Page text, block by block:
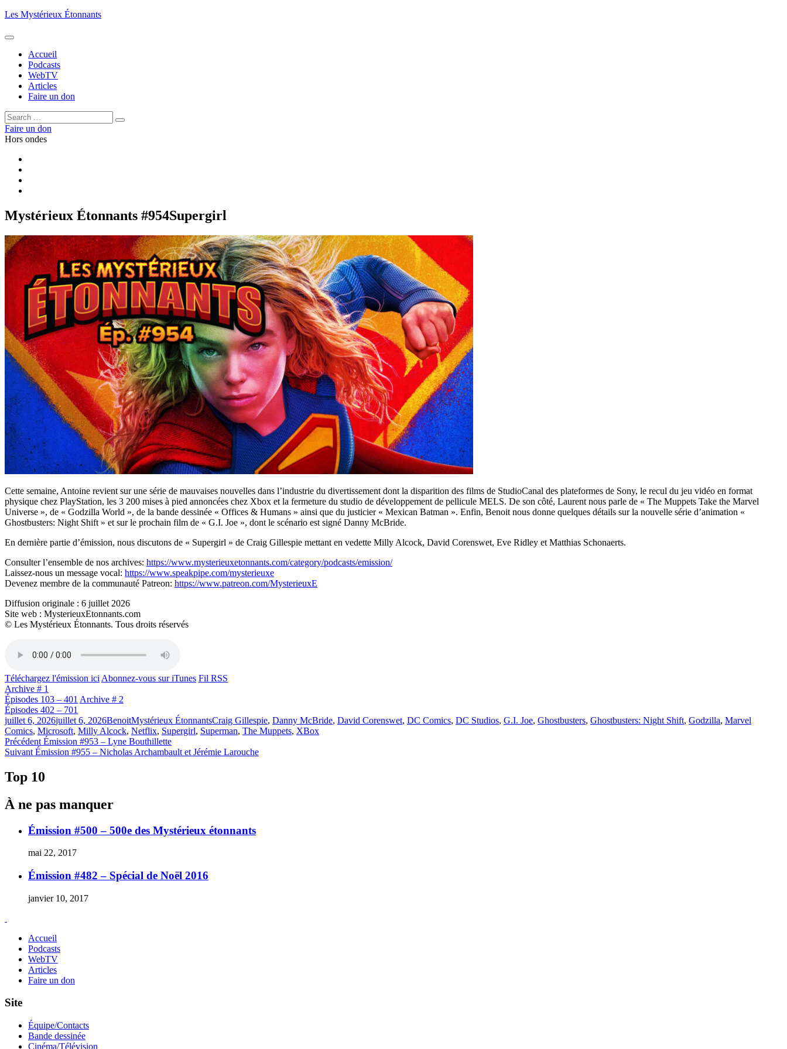
Aller
contenu
Les Mystérieux Étonnants
Accueil
Podcasts
WebTV
Articles
Faire un don
Rechercher :
Rechercher
Faire un don
Hors ondes
Mystérieux Étonnants #954Supergirl
Cette semaine, Antoine revient sur une série de mauvaises nouvelles dans l’industrie du divertissement dont la disparition des films de StudioCanal des plateformes de Sony, le recul du jeu vidéo en format
physique chez PlayStation, les 3 200 mises à pied annoncées chez Xbox et la fermeture du studio de développement de pellicule MELS. De son côté, Laurent nous parle de « The Muppets Take the Marvel
Universe », de « Godzilla World », de la bande dessinée « Offices & Humans » ainsi que du justicier « Mexican Batman ». Enfin, Benoit nous donne quelques détails sur la nouvelle série d’animation «
Ghostbusters: Night Shift » et sur le prochain film de « G.I. Joe », dont le scénario est signé Danny McBride.
En dernière partie d’émission, nous discutons de « Supergirl » de Craig Gillespie mettant en vedette Milly Alcock, David Corenswet, Eve Ridley et Matthias Schonaerts.
Consulter l’ensemble de nos archives: https://www.mysterieuxetonnants.com/category/podcasts/emission/
Laissez-nous un message vocal: https://www.speakpipe.com/mysterieuxe
Devenez membre de la communauté Patreon: https://www.patreon.com/MysterieuxE
Diffusion originale : 6 juillet 2026
Site web : MysterieuxEtonnants.com
© Les Mystérieux Étonnants. Tous droits réservés
Téléchargez l'émission ici Abonnez-vous sur iTunes Fil RSS
Archive # 1
Épisodes 103 – 401 Archive # 2
Épisodes 402 – 701
Publié
le
juillet 6, 2026juillet 6, 2026BenoitCatégories
Mystérieux ÉtonnantsÉtiquettes
Craig Gillespie, Danny McBride, David Corenswet, DC Comics, DC Studios, G.I. Joe, Ghostbusters, Ghostbusters: Night Shift, Godzilla, Marvel
Comics, Microsoft, Milly Alcock, Netflix, Supergirl, Superman, The Muppets, XBox
Navigation
de
l'article
Précédent Article
précédent :
Émission #953 – Lyne Bouthillette
Suivant Article
Émission #955 – Nicholas Archambault et Jérémie Larouche
Top 10
À ne pas manquer
Émission #500 – 500e des Mystérieux étonnants
mai 22, 2017
Émission #482 – Spécial de Noël 2016
janvier 10, 2017
Accueil
Podcasts
WebTV
Articles
Faire un don
Site
Équipe/Contacts
Bande dessinée
Cinéma/Télévision